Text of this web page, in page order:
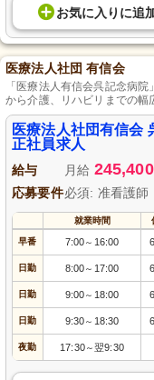
お気に入り に追
医療法人社団 有信会
「医療法人有信会呉記念病
から介護、リハビリまでの幅
に、資格取得支援制度も設
医療法人社団有信会
正社員求人
給与 月給 245,400
応募要件必須: 准看護師
就業時間
早番 7:00～ 16:00
日勤 8:00～ 17:00
日勤 9:00～ 18:00
日勤 9:30～ 18:30
夜勤 17:30～翌9:30